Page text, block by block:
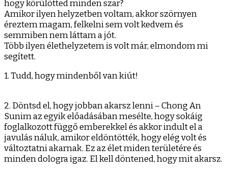
hogy körülötted minden szar?
Amikor ilyen helyzetben voltam, akkor szörnyen
éreztem magam, felkelni sem volt kedvem és
semmiben nem láttam a jót.
Több ilyen élethelyzetem is volt már, elmondom mi
segített.
1. Tudd, hogy mindenből van kiút!
2. Döntsd el, hogy jobban akarsz lenni – Chong An
Sunim az egyik előadásában mesélte, hogy sokáig
foglalkozott függő emberekkel és akkor indult el a
javulás náluk, amikor eldöntötték, hogy elég volt és
változtatni akarnak. Ez az élet miden területére és
minden dologra igaz. El kell döntened, hogy mit akarsz.